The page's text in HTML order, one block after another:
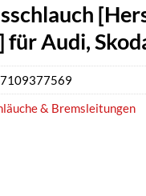
für Audi,
& Bremsleitungen